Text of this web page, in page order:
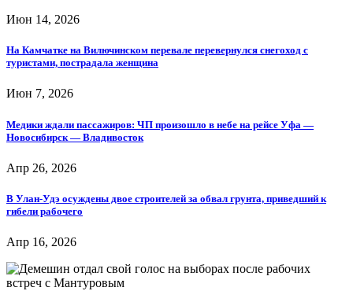
Июн 14, 2026
На Камчатке на Вилючинском перевале перевернулся снегоход с
туристами, пострадала женщина
Июн 7, 2026
Медики ждали пассажиров: ЧП произошло в небе на рейсе Уфа —
Новосибирск — Владивосток
Апр 26, 2026
В Улан-Удэ осуждены двое строителей за обвал грунта, приведший к
гибели рабочего
Апр 16, 2026